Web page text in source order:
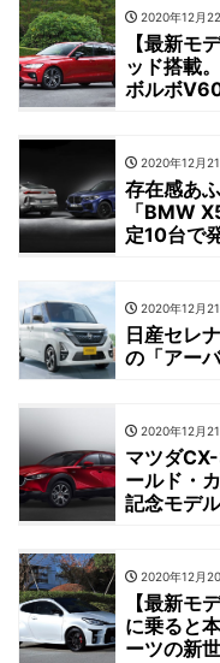
2020年12月
【最新モ
ッド搭載
ボルボ
2020年12月
存在感あ
「BMW
定10台で
2020年12月
日産セレ
の「アー
2020年12月
マツダ
ールド・
記念モデ
2020年12月
【最新モ
に乗ると
ーツの新